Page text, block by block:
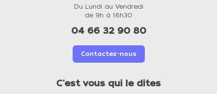
Du Lundi au Vendredi
de 9h à 16h30
04 66 32 90 80
Contactez-nous
C'est vous qui le dites